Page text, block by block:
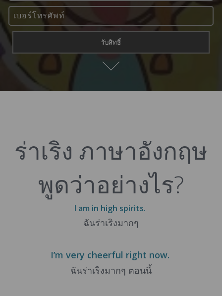
ร่าเริง ภาษาอังกฤษ
พูดว่าอย่างไร?
I am in high spirits.
ฉันร่าเริงมากๆ
I’m very cheerful right now.
ฉันร่าเริงมากๆ ตอนนี้